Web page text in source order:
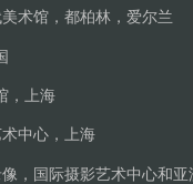
术馆，都柏林，爱尔兰
，上海
中心，上海
，国际摄影艺术中心和